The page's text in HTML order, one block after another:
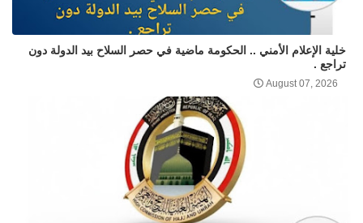
خلية الإعلام الأمني .. الحكومة ماضية في حصر السلاح بيد الدولة دون
تراجع .
August 07, 2026